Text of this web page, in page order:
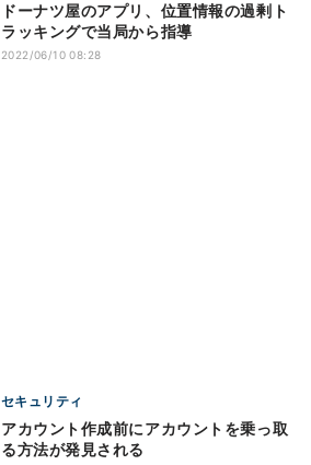
ドーナツ屋のアプリ、位置情報の過剰ト
ラッキングで当局から指導
2022/06/10 08:28
セキュリティ
アカウント作成前にアカウントを乗っ取
る方法が発見される